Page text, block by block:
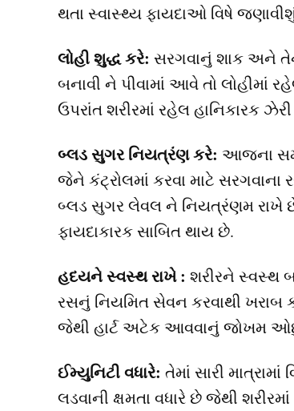
થતા સ્વાસ્થ્ય ફાયદાઓ વિષે
લોહી શુદ્ધ કરે: સરગવાનું શાક અને
બનાવી ને પીવામાં આવે તો
ઉપરાંત શરીરમાં રહેલ હાનિકારક
બ્લડ સુગર નિયત્રંણ કરે: આજના
જેને કંટ્રોલમાં કરવા માટે સરગવાના
બ્લડ સુગર લેવલ ને નિયત્રંણમ રાખે છે.
ફાયદાકારક સાબિત થાય છે.
હદયને સ્વસ્થ રાખે : શરીરને સ્વસ્થ
રસનું નિયમિત સેવન કરવાથી ખરાબ
જેથી હાર્ટ અટેક આવવાનું જોખમ
ઈમ્યુનિટી વધારે: તેમાં સારી
લડવાની ક્ષમતા વધારે છે જેથી